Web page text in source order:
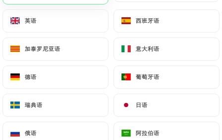
英语 西班牙语
加泰罗尼亚语 意大利语
德语 葡萄牙语
瑞典语 日语
俄语 阿拉伯语
英语 西班牙语
加泰罗尼亚语 意大利语
德语 葡萄牙语
瑞典语 日语
俄语 阿拉伯语